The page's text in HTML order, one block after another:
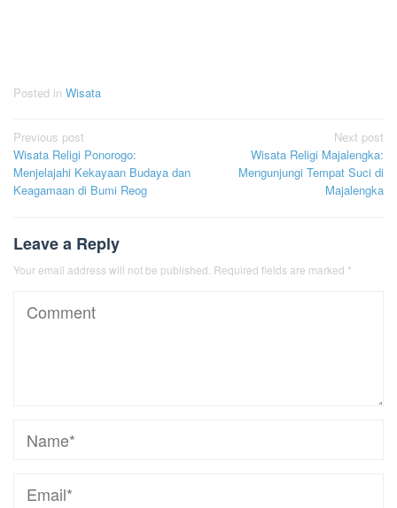
Posted in Wisata
Post
navigation
Previous post
Wisata Religi Ponorogo:
Menjelajahi Kekayaan Budaya dan
Keagamaan di Bumi Reog
Next post
Wisata Religi Majalengka:
Mengunjungi Tempat Suci di
Majalengka
Leave a Reply
Your email address will not be published. Required fields are marked *